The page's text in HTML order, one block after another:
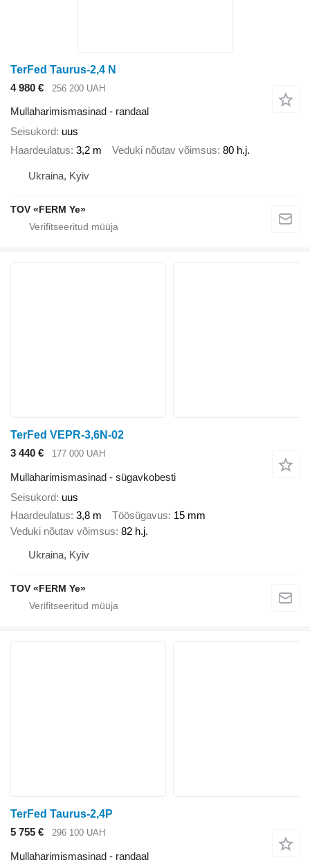
TerFed Taurus-2,4 N
4 980 €
256 200 UAH
Mullaharimismasinad - randaal
Seisukord uus
Haardeulatus 3,2 m Veduki nõutav võimsus 80 h.j.
Ukraina, Kyiv
TOV «FERM Ye»
TerFed VEPR-3,6N-02
3 440 €
177 000 UAH
Mullaharimismasinad - sügavkobesti
Seisukord uus
Haardeulatus 3,8 m Töösügavus 15 mm
Veduki nõutav võimsus 82 h.j.
Ukraina, Kyiv
TOV «FERM Ye»
TerFed Taurus-2,4P
5 755 €
296 100 UAH
Mullaharimismasinad - randaal